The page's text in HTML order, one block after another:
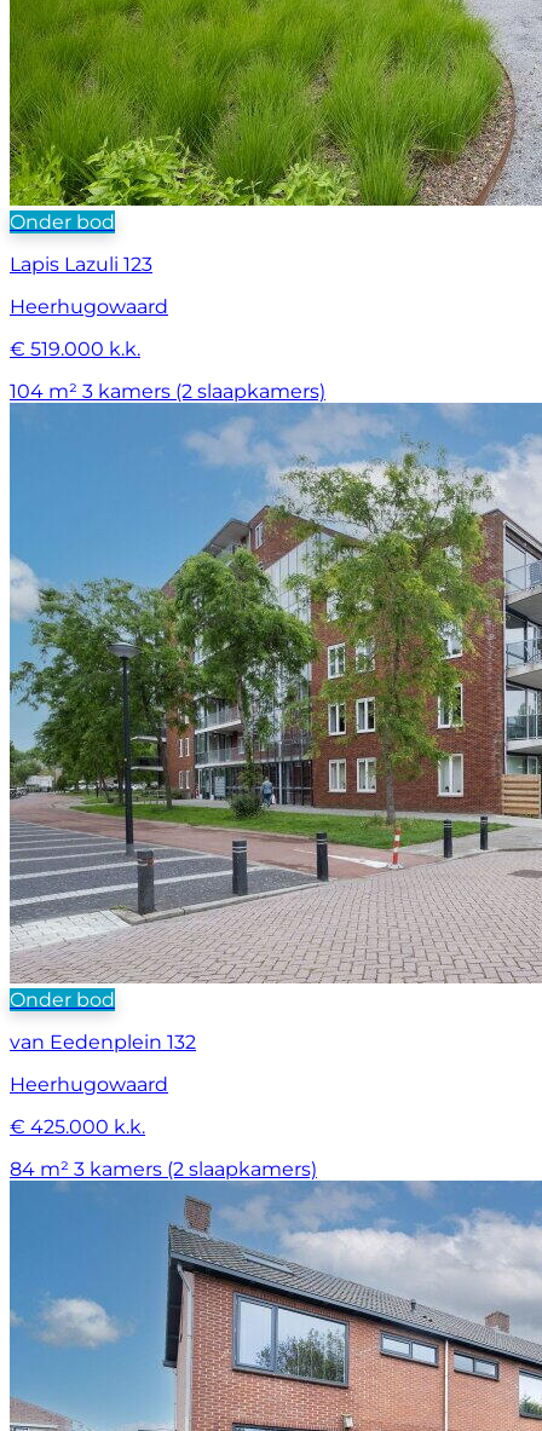
Onder bod
Lapis Lazuli 123
Heerhugowaard
€ 519.000 k.k.
104 m² 3 kamers (2 slaapkamers)
Onder bod
van Eedenplein 132
Heerhugowaard
€ 425.000 k.k.
84 m² 3 kamers (2 slaapkamers)